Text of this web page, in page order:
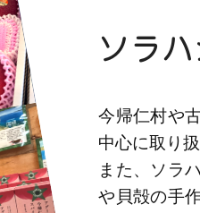
ソラ
今帰仁村や
中心に取り
また、ソラ
や貝殻の手